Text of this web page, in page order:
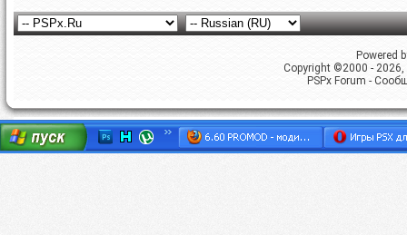
Powered
Copyright ©2000 -
PSPx Forum -